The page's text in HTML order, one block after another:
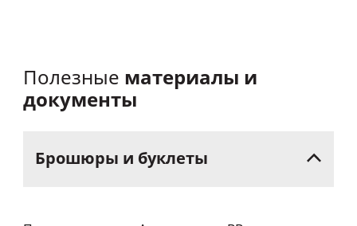
Полезные материалы и
документы
Брошюры и буклеты